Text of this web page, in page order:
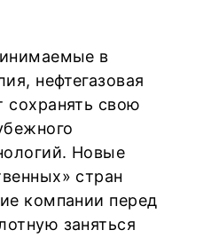
в
нефтегазовая
сохранять свою
Новые
стран
компании перед
заняться